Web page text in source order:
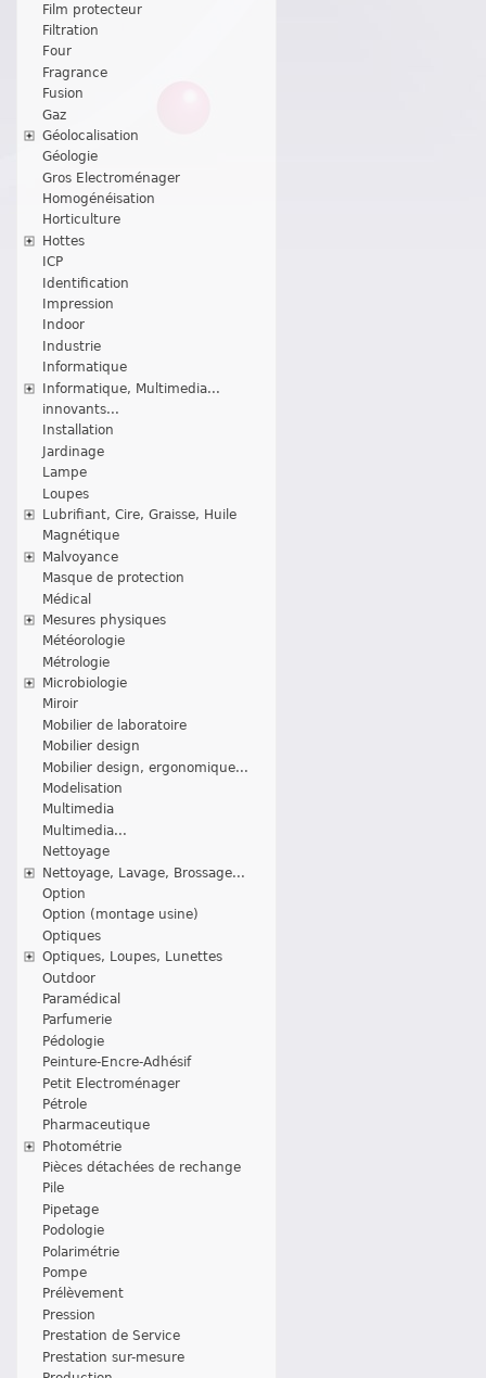
Film protecteur
Filtration
Four
Fragrance
Fusion
Gaz
Géolocalisation
Géologie
Gros Electroménager
Homogénéisation
Horticulture
Hottes
ICP
Identification
Impression
Indoor
Industrie
Informatique
Informatique, Multimedia...
innovants...
Installation
Jardinage
Lampe
Loupes
Lubrifiant, Cire, Graisse, Huile
Magnétique
Malvoyance
Masque de protection
Médical
Mesures physiques
Météorologie
Métrologie
Microbiologie
Miroir
Mobilier de laboratoire
Mobilier design
Mobilier design, ergonomique...
Modelisation
Multimedia
Multimedia...
Nettoyage
Nettoyage, Lavage, Brossage...
Option
Option (montage usine)
Optiques
Optiques, Loupes, Lunettes
Outdoor
Paramédical
Parfumerie
Pédologie
Peinture-Encre-Adhésif
Petit Electroménager
Pétrole
Pharmaceutique
Photométrie
Pièces détachées de rechange
Pile
Pipetage
Podologie
Polarimétrie
Pompe
Prélèvement
Pression
Prestation de Service
Prestation sur-mesure